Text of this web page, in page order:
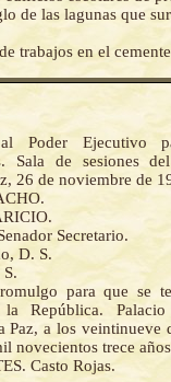
de las lagunas que
trabajos en el
al Poder Ejecutivo
Sala de sesiones
26 de noviembre de
Secretario.
D. S.
para que se
República. Palacio
Paz, a los veintinueve
novecientos trece
Casto Rojas.